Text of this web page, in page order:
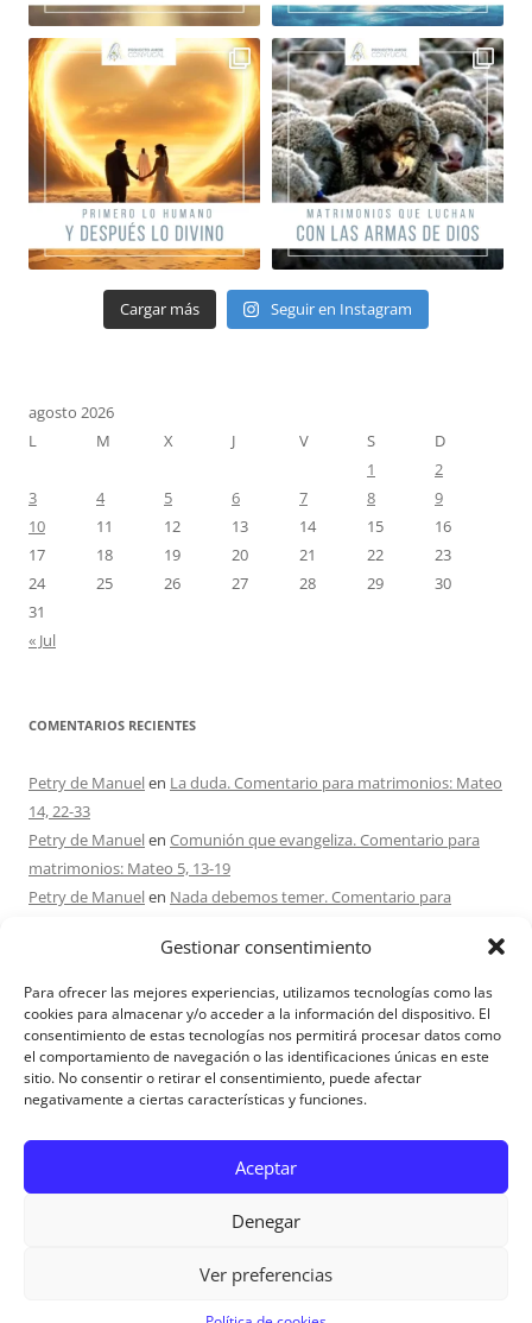
Gestionar consentimiento
Para ofrecer las mejores experiencias, utilizamos tecnologías como las
cookies para almacenar y/o acceder a la información del dispositivo. El
consentimiento de estas tecnologías nos permitirá procesar datos como
el comportamiento de navegación o las identificaciones únicas en este
sitio. No consentir o retirar el consentimiento, puede afectar
negativamente a ciertas características y funciones.
Aceptar
Denegar
Ver preferencias
Cargar más Seguir en Instagram
agosto 2026
L
M X J V S
D
1
2
3
4 5 6 7 8
9
10
11 12 13 14 15
16
17
18 19 20 21 22
23
24
25 26 27 28 29
30
31
« Jul
COMENTARIOS RECIENTES
Petry de Manuelen La duda. Comentario para matrimonios: Mateo
14, 22-33
Petry de Manuelen Comunión que evangeliza. Comentario para
matrimonios: Mateo 5, 13-19
Petry de Manuelen Nada debemos temer. Comentario para
Nada debemos temer. Comentario para
matrimonios: Mateo 17, 1-9
Ana rosa caicedoenConfío en Ti. Comentario para matrimonios:
Mateo 15, 21-28
Política de privacidad|